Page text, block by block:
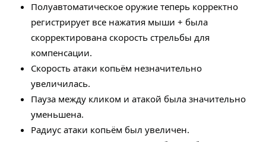
Полуавтоматическое оружие теперь корректно
регистрирует все нажатия мыши + была
скорректирована скорость стрельбы для
компенсации.
Скорость атаки копьём незначительно
увеличилась.
Пауза между кликом и атакой была значительно
уменьшена.
Радиус атаки копьём был увеличен.